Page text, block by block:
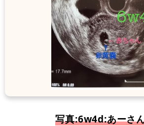
写真:6w4d:あーさ